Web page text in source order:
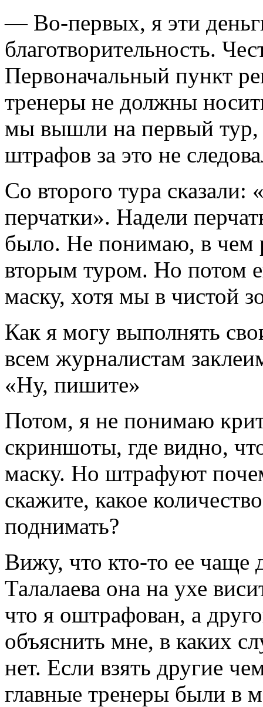
— Во-первых, я эти
благотворительность.
Первоначальный пункт
тренеры не должны
мы вышли на первый тур,
штрафов за это не
Со второго тура сказали:
перчатки». Надели
было. Не понимаю, в чем
вторым туром. Но потом
маску, хотя мы в чистой
Как я могу выполнять
всем журналистам
«Ну, пишите»
Потом, я не понимаю
скриншоты, где видно,
маску. Но штрафуют
скажите, какое
поднимать?
Вижу, что кто-то ее чаще
Талалаева она на ухе
что я оштрафован, а
объяснить мне, в каких
нет. Если взять другие
главные тренеры были в